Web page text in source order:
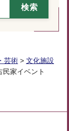
芸術 > 文化施設
民家イベント